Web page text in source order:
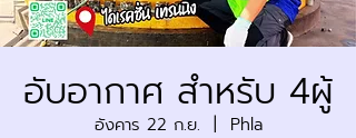
อับอากาศ สำหรับ 4ผู้
อังคาร 22 ก.ย. Phla